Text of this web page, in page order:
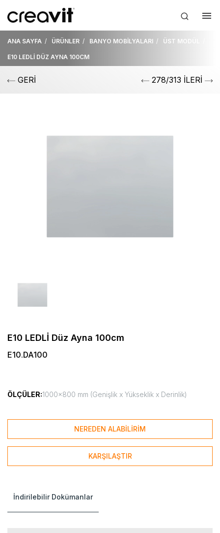
ANA SAYFA ÜRÜNLER BANYO MOBİLYALARI ÜST MODÜL
E10 LEDLİ DÜZ AYNA 100CM
GERİ 278/313 İLERİ
E10 LEDLİ Düz Ayna 100cm
E10.DA100
ÖLÇÜLER:1000x800 mm (Genişlik x Yükseklik x Derinlik)
NEREDEN ALABİLİRİM
KARŞILAŞTIR
İndirilebilir Dokümanlar